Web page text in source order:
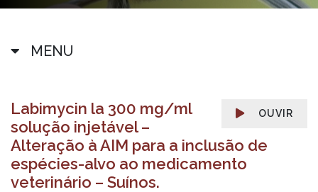
MENU
OUVIR
Labimycin la 300 mg/ml
solução injetável –
Alteração à AIM para a inclusão de
espécies-alvo ao medicamento
veterinário – Suínos.